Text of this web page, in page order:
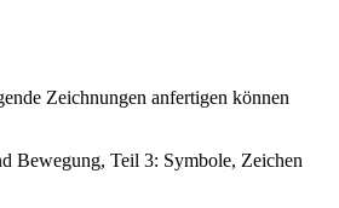
Zeichnungen anfertigen können
Bewegung, Teil 3: Symbole, Zeichen